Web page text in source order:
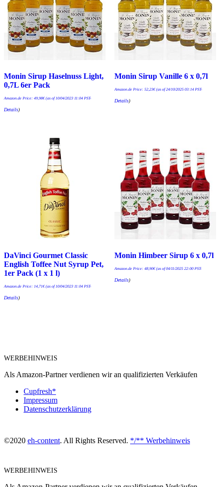
Monin Sirup Haselnuss Light,
0,7L 6er Pack
Amazon.de Price: 49,98€(as of 10/04/2023 11:04 PST-
Details)
Monin Sirup Vanille 6 x 0,7l
Amazon.de Price: 52,23€(as of 24/10/2025 03:14 PST-
Details)
DaVinci Gourmet Classic
English Toffee Nut Syrup Pet,
1er Pack (1 x 1 l)
Amazon.de Price: 14,71€(as of 10/04/2023 11:04 PST-
Details)
Monin Himbeer Sirup 6 x 0,7l
Amazon.de Price: 48,90€(as of 04/11/2025 22:00 PST-
Details)
WERBEHINWEIS
Als Amazon-Partner verdienen wir an qualifizierten Verkäufen
Cupfresh*
Impressum
Datenschutzerklärung
©2020 eh-content. All Rights Reserved. */** Werbehinweis
WERBEHINWEIS